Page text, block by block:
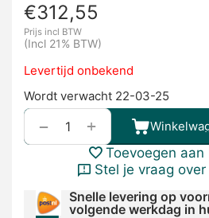
€312,55
Prijs incl BTW
(Incl 21% BTW)
Levertijd onbekend
Wordt verwacht 22-03-25
+
−
Toevoegen
Stel je vraag
Snelle levering op
volgende werkdag in